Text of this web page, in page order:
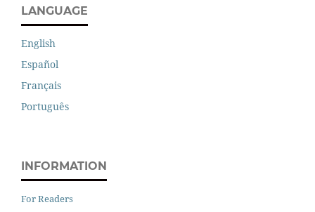
LANGUAGE
English
Español
Français
Português
INFORMATION
For Readers